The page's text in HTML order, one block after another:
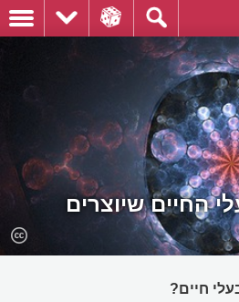
החיים שיוצרים
חיים?